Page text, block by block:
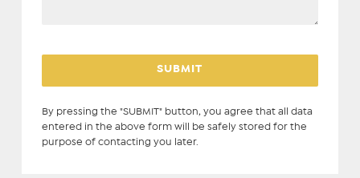
By pressing the "SUBMIT" button, you agree that all data
entered in the above form will be safely stored for the
purpose of contacting you later.